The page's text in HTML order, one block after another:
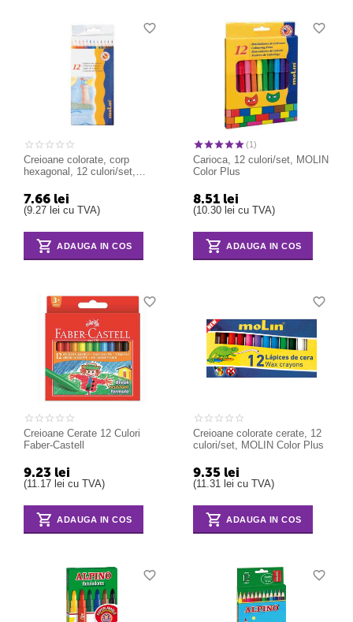
Creioane colorate, corp
hexagonal, 12 culori/set,
7.66 lei
(9.27 lei cu TVA)
ADAUGA IN COS
(1)
Carioca, 12 culori/set, MOLIN
Color Plus
8.51 lei
(10.30 lei cu TVA)
ADAUGA IN COS
Creioane Cerate 12 Culori
Faber-Castell
9.23 lei
(11.17 lei cu TVA)
ADAUGA IN COS
Creioane colorate cerate, 12
culori/set, MOLIN Color Plus
9.35 lei
(11.31 lei cu TVA)
ADAUGA IN COS